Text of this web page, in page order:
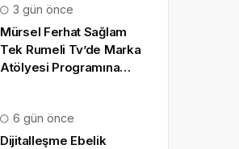
3 gün önce
Mürsel Ferhat Sağlam
Tek Rumeli Tv’de Marka
Atölyesi Programına
6 gün önce
Dijitalleşme Ebelik